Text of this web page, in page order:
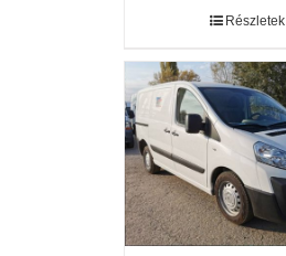
Részletek